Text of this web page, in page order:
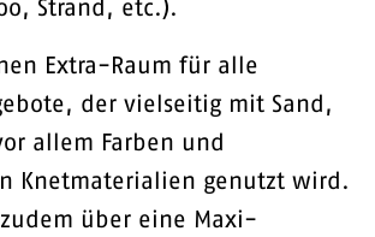
Strand, etc.).
Extra-Raum für alle
der vielseitig mit Sand,
allem Farben und
Knetmaterialien genutzt wird.
über eine Maxi-